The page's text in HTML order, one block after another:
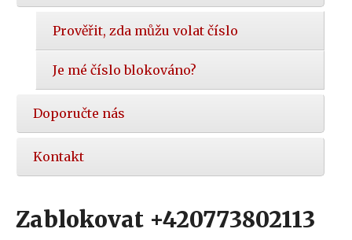
Prověřit, zda můžu volat číslo
Je mé číslo blokováno?
Doporučte nás
Kontakt
Zablokovat +420773802113